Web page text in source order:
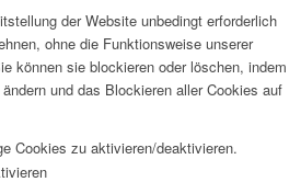
der Website unbedingt erforderlich
ohne die Funktionsweise unserer
können sie blockieren oder löschen, indem
und das Blockieren aller Cookies auf
Cookies zu aktivieren/deaktivieren.